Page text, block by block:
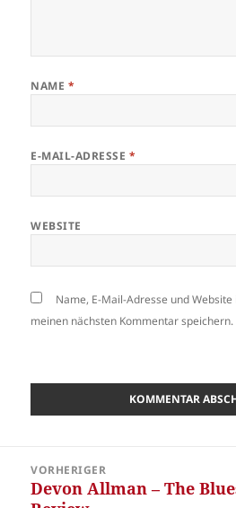
NAME *
E-MAIL-ADRESSE *
WEBSITE
Name, E-Mail-Adresse und
meinen nächsten Kommentar speichern.
VORHERIGER
Vorheriger
Devon Allman – The